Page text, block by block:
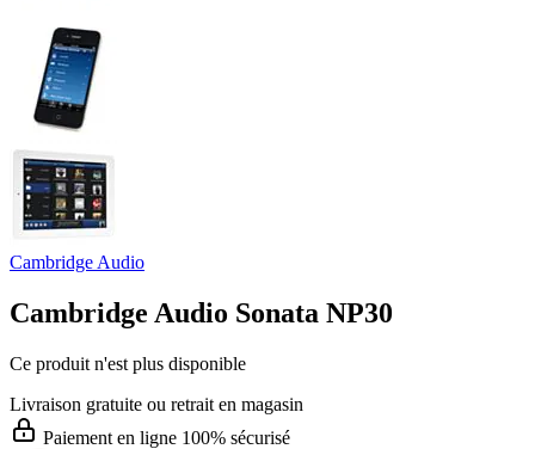
Cambridge Audio
Cambridge Audio Sonata NP30
Ce produit n'est plus disponible
Livraison gratuite ou retrait en magasin
Paiement en ligne 100% sécurisé